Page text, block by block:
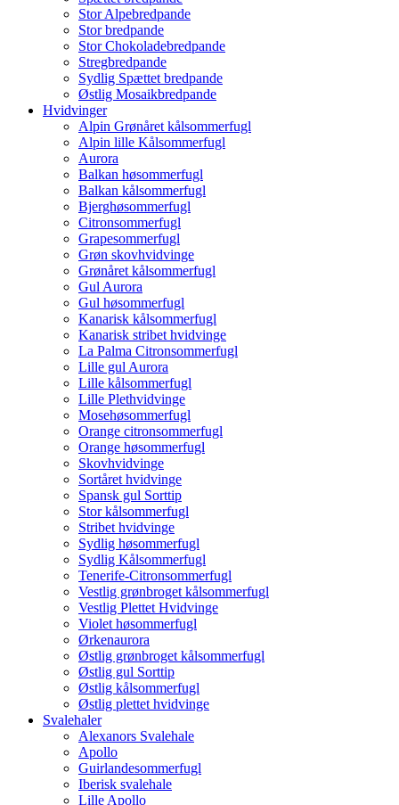
Stor Alpebredpande
Stor bredpande
Stor Chokoladebredpande
Stregbredpande
Sydlig Spættet bredpande
Østlig Mosaikbredpande
Hvidvinger
Alpin Grønåret kålsommerfugl
Alpin lille Kålsommerfugl
Aurora
Balkan høsommerfugl
Balkan kålsommerfugl
Bjerghøsommerfugl
Citronsommerfugl
Grapesommerfugl
Grøn skovhvidvinge
Grønåret kålsommerfugl
Gul Aurora
Gul høsommerfugl
Kanarisk kålsommerfugl
Kanarisk stribet hvidvinge
La Palma Citronsommerfugl
Lille gul Aurora
Lille kålsommerfugl
Lille Plethvidvinge
Mosehøsommerfugl
Orange citronsommerfugl
Orange høsommerfugl
Skovhvidvinge
Sortåret hvidvinge
Spansk gul Sorttip
Stor kålsommerfugl
Stribet hvidvinge
Sydlig høsommerfugl
Sydlig Kålsommerfugl
Tenerife-Citronsommerfugl
Vestlig grønbroget kålsommerfugl
Vestlig Plettet Hvidvinge
Violet høsommerfugl
Ørkenaurora
Østlig grønbroget kålsommerfugl
Østlig gul Sorttip
Østlig kålsommerfugl
Østlig plettet hvidvinge
Svalehaler
Alexanors Svalehale
Apollo
Guirlandesommerfugl
Iberisk svalehale
Lille Apollo